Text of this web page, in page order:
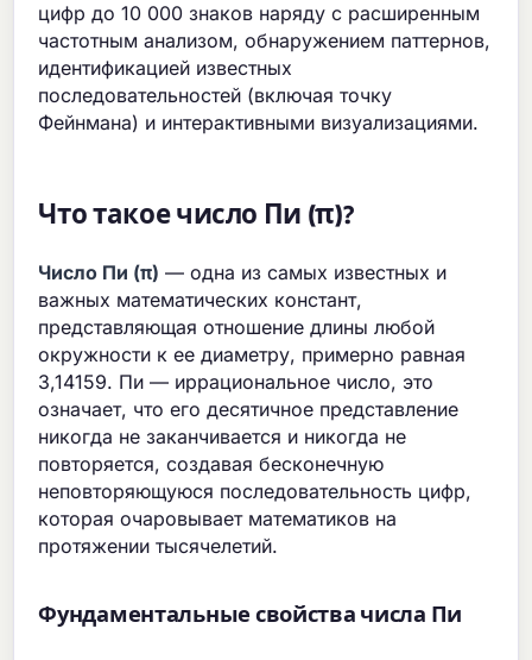
цифр до 10 000 знаков наряду с расширенным
частотным анализом, обнаружением паттернов,
идентификацией известных
последовательностей (включая точку
Фейнмана) и интерактивными визуализациями.
Что такое число Пи (π)?
Число Пи (π) — одна из самых известных и
важных математических констант,
представляющая отношение длины любой
окружности к ее диаметру, примерно равная
3,14159. Пи — иррациональное число, это
означает, что его десятичное представление
никогда не заканчивается и никогда не
повторяется, создавая бесконечную
неповторяющуюся последовательность цифр,
которая очаровывает математиков на
протяжении тысячелетий.
Фундаментальные свойства числа Пи